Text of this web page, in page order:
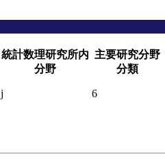
統計数理研究所内
分野
主要研究分野
分類
j 6